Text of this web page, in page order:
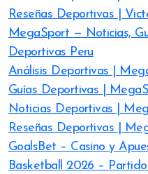
Reseñas Deportivas |
MegaSport — Noticias,
Deportivas Peru
Análisis Deportivas |
Guías Deportivas |
Noticias Deportivas |
Reseñas Deportivas |
GoalsBet – Casino y
Basketball 2026 –